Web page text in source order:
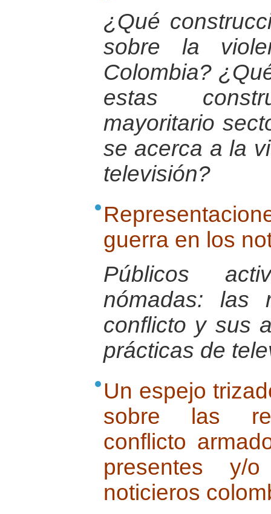
¿Qué
sobre la
Colombia?
estas
mayoritario
se acerca a la
televisión?
guerra en los
Públicos
nómadas: las
conflicto y sus
prácticas de
Un espejo
sobre las
conflicto
presentes y/
noticieros